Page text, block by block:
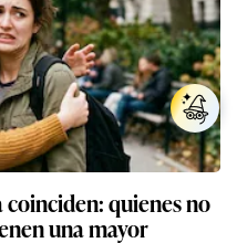
quienes no
una mayor